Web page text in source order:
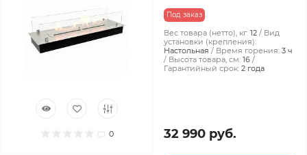
0
Под заказ
Вес товара (нетто), кг: 12
Вид
установки (крепления):
Настольная
Время горения: 3 ч
Высота товара, см: 16
Гарантийный срок: 2 года
32 990 руб.